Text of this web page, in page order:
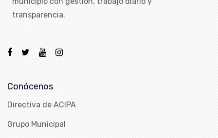
transparencia.
Conócenos
Directiva de ACIPA
Grupo Municipal